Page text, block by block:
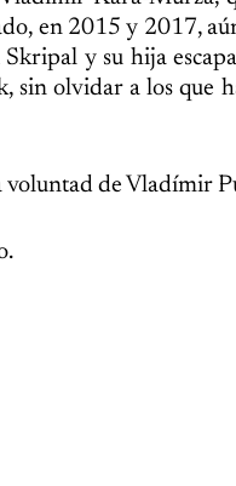
en 2015 y 2017,
Skripal y su hija
sin olvidar a los que
voluntad de Vladímir